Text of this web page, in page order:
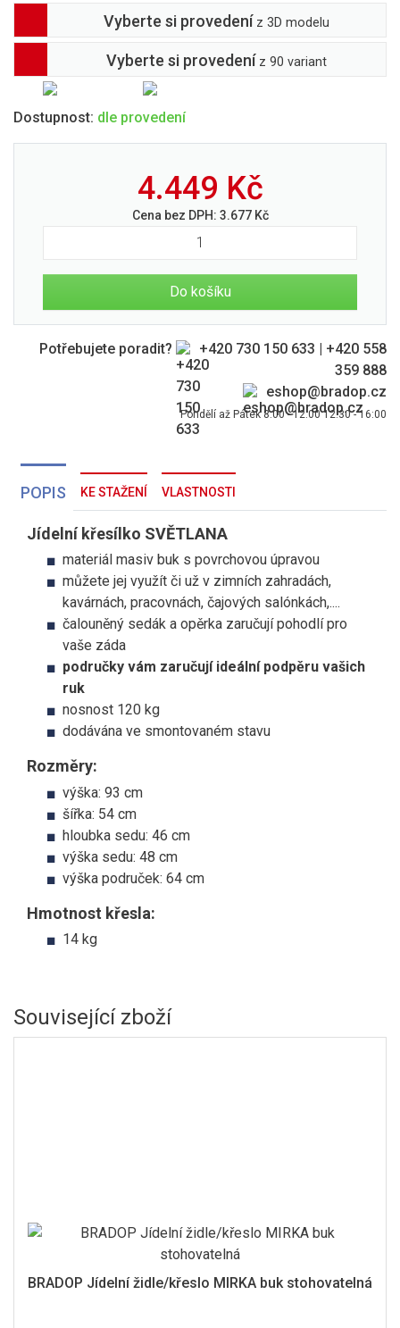
Vyberte si provedení z 3D modelu
Vyberte si provedení z 90 variant
Dostupnost: dle provedení
4.449 Kč
Cena bez DPH: 3.677Kč
Do košíku
Potřebujete poradit? +420 730 150 633 | +420 558
359 888
eshop@bradop.cz
Pondělí až Pátek 8:00 - 12:00 12:30 - 16:00
POPIS KE STAŽENÍ VLASTNOSTI
Jídelní křesílko SVĚTLANA
materiál masiv buk s povrchovou úpravou
můžete jej využít či už v zimních zahradách,
kavárnách, pracovnách, čajových salónkách,....
čalouněný sedák a opěrka zaručují pohodlí pro
vaše záda
područky vám zaručují ideální podpěru vašich
ruk
nosnost 120 kg
dodávána ve smontovaném stavu
Rozměry:
výška: 93 cm
šířka: 54 cm
hloubka sedu: 46 cm
výška sedu: 48 cm
výška područek: 64 cm
Hmotnost křesla:
14 kg
Související zboží
BRADOP Jídelní židle/křeslo MIRKA buk stohovatelná